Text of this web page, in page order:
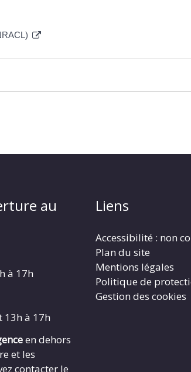
au
à 17h
13h à 17h
en dehors
et les
contacter le
Liens
Accessibilité : non
Plan du site
Mentions légales
Politique de
Gestion des cookies